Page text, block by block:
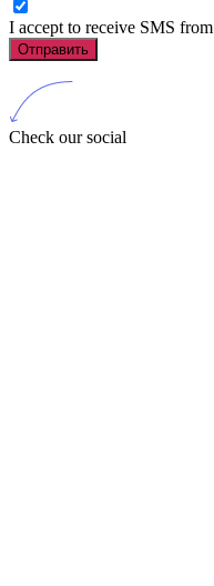
I accept to receive SMS from
Отправить
Check our social